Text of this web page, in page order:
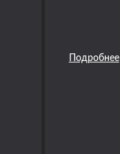
Подробнее